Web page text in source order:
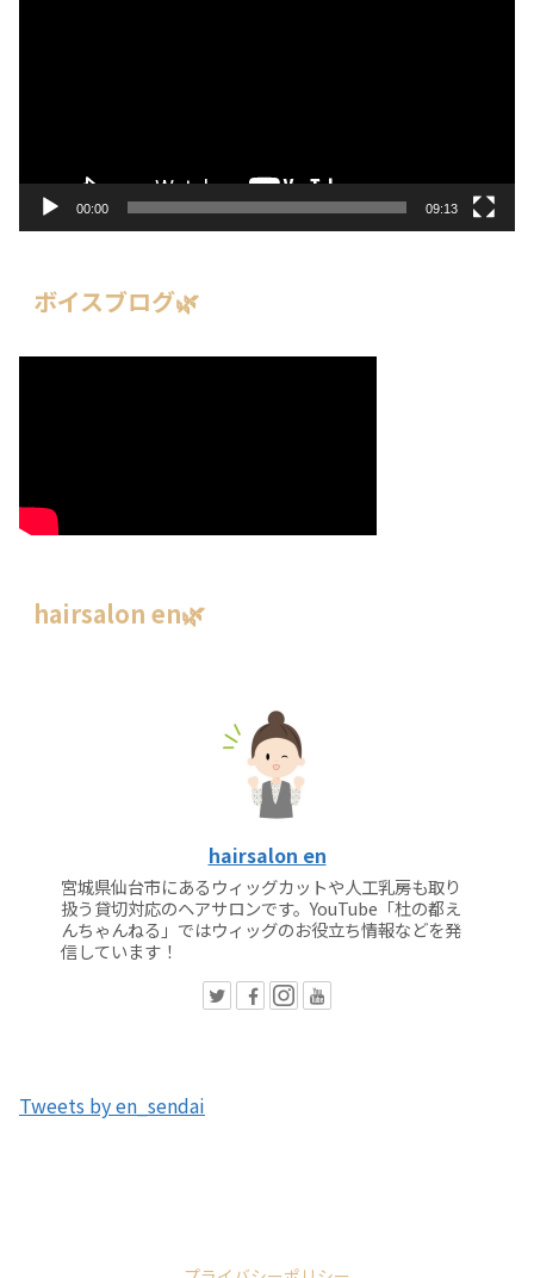
00:00 09:13
ボイスブログ🌿
hairsalon en🌿
hairsalon en
宮城県仙台市にあるウィッグカットや人工乳房も取り
扱う貸切対応のヘアサロンです。YouTube「杜の都え
んちゃんねる」ではウィッグのお役立ち情報などを発
信しています！
Tweets by en_sendai